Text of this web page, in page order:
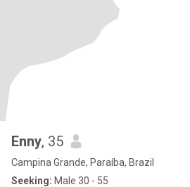
Enny, 35
Campina Grande, Paraíba, Brazil
Seeking: Male 30 - 55